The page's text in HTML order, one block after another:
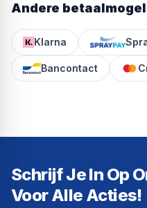
Andere
Klarna
Bancontact
Schrijf Je In Op
Voor Alle Acties!